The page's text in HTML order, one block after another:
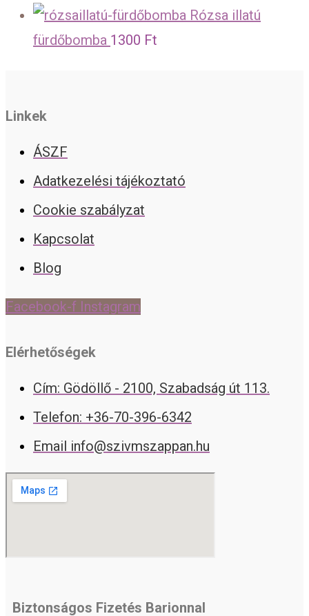
Rózsa illatú
fürdőbomba 1300 Ft
Linkek
ÁSZF
Adatkezelési tájékoztató
Cookie szabályzat
Kapcsolat
Blog
Facebook-f Instagram
Elérhetőségek
Cím: Gödöllő - 2100, Szabadság út 113.
Telefon: +36-70-396-6342
Email info@szivmszappan.hu
Biztonságos Fizetés Barionnal